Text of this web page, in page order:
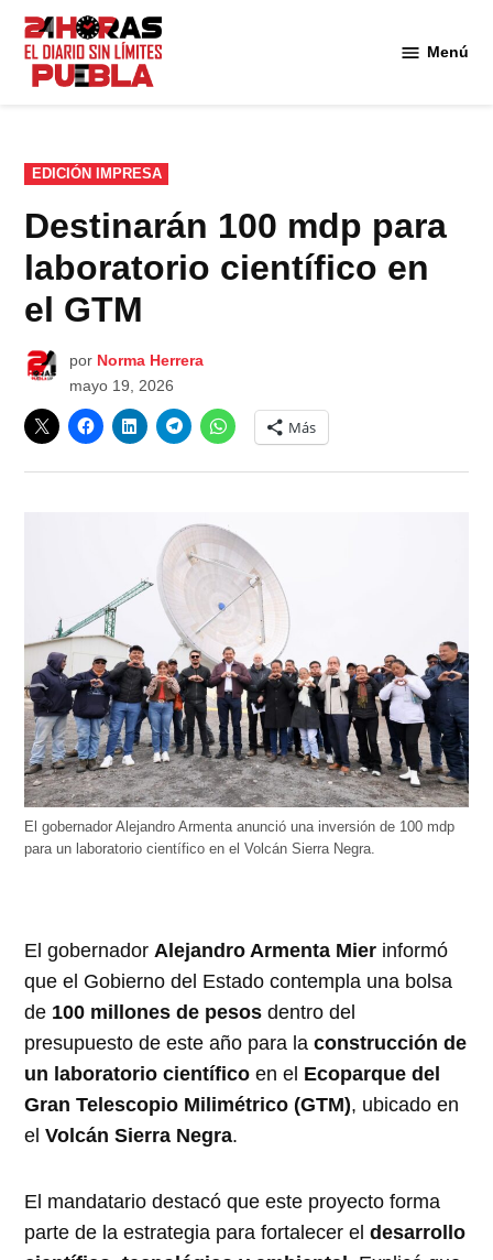
Saltar
contenido
Menú
PUBLICADO
EN
EDICIÓN IMPRESA
Destinarán 100 mdp para
laboratorio científico en
el GTM
por Norma Herrera
mayo 19, 2026
Más
El gobernador Alejandro Armenta anunció una inversión de 100 mdp
para un laboratorio científico en el Volcán Sierra Negra.
El gobernador Alejandro Armenta Mier informó
que el Gobierno del Estado contempla una bolsa
de 100 millones de pesos dentro del
presupuesto de este año para laconstrucción de
un laboratorio científico en el Ecoparque del
Gran Telescopio Milimétrico (GTM), ubicado en
elVolcán Sierra Negra.
El mandatario destacó que este proyecto forma
parte de la estrategia para fortalecer eldesarrollo